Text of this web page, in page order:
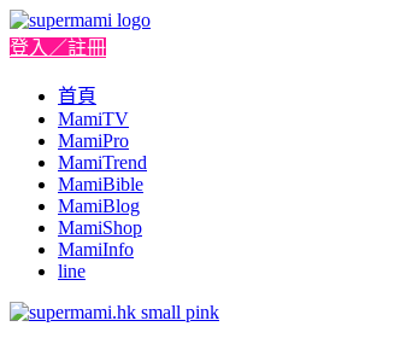
登入／註冊
首頁
MamiTV
MamiPro
MamiTrend
MamiBible
MamiBlog
MamiShop
MamiInfo
line